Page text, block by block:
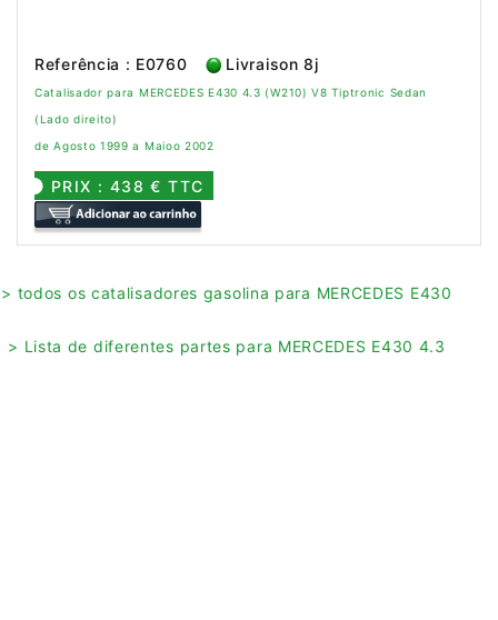
Referência : E0760 Livraison 8j
Catalisador para MERCEDES E430 4.3 (W210) V8 Tiptronic Sedan
(Lado direito)
de Agosto 1999 a Maioo 2002
PRIX : 438 € TTC
> todos os catalisadores gasolina para MERCEDES E430
> Lista de diferentes partes para MERCEDES E430 4.3